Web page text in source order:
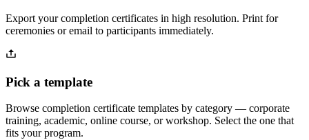
Export your completion certificates in high resolution. Print for
ceremonies or email to participants immediately.
Pick a template
Browse completion certificate templates by category — corporate
training, academic, online course, or workshop. Select the one that
fits your program.